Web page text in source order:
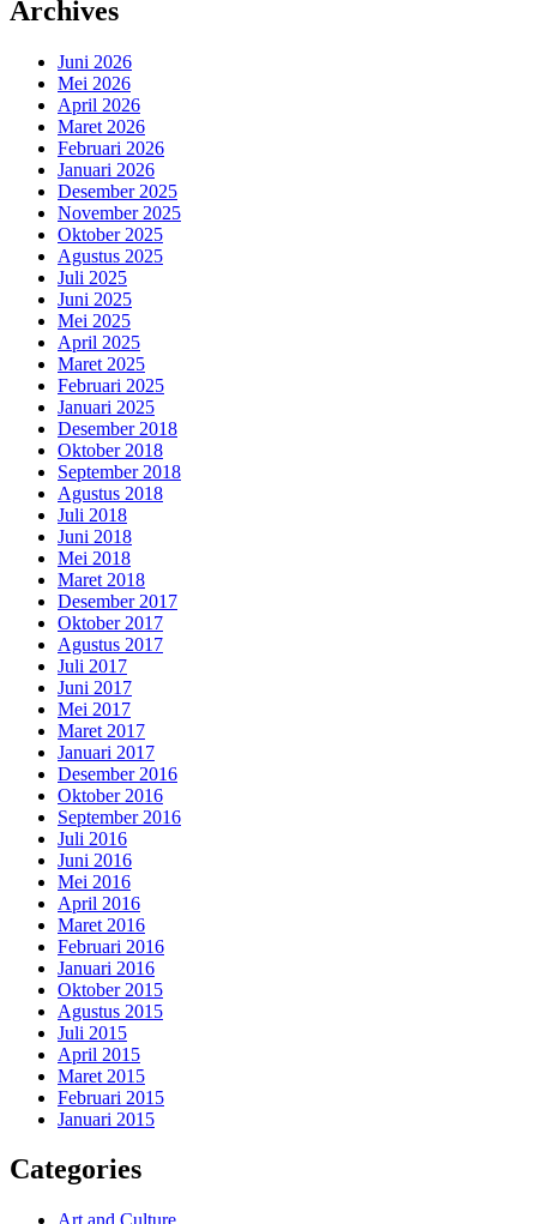
Archives
Juni 2026
Mei 2026
April 2026
Maret 2026
Februari 2026
Januari 2026
Desember 2025
November 2025
Oktober 2025
Agustus 2025
Juli 2025
Juni 2025
Mei 2025
April 2025
Maret 2025
Februari 2025
Januari 2025
Desember 2018
Oktober 2018
September 2018
Agustus 2018
Juli 2018
Juni 2018
Mei 2018
Maret 2018
Desember 2017
Oktober 2017
Agustus 2017
Juli 2017
Juni 2017
Mei 2017
Maret 2017
Januari 2017
Desember 2016
Oktober 2016
September 2016
Juli 2016
Juni 2016
Mei 2016
April 2016
Maret 2016
Februari 2016
Januari 2016
Oktober 2015
Agustus 2015
Juli 2015
April 2015
Maret 2015
Februari 2015
Januari 2015
Categories